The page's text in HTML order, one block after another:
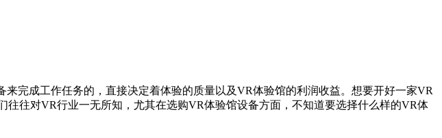
成工作任务的，直接决定着体验的质量以及VR体验馆的利润收益。想要开好一家VR
对VR行业一无所知，尤其在选购VR体验馆设备方面，不知道要选择什么样的VR体